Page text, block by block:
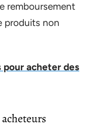
remboursement
produits non
pour acheter des